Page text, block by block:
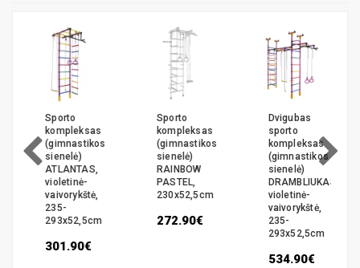
Sporto
kompleksas
(gimnastikos
sienelė)
ATLANTAS,
violetinė-
vaivorykštė,
235-
293x52,5cm
301.90€
Sporto
kompleksas
(gimnastikos
sienelė)
RAINBOW
PASTEL,
230x52,5cm
272.90€
Dvigubas
sporto
kompleksas
(gimnastikos
sienelė)
DRAMBLIUKAS
violetinė-
vaivorykštė,
235-
293x52,5cm
534.90€